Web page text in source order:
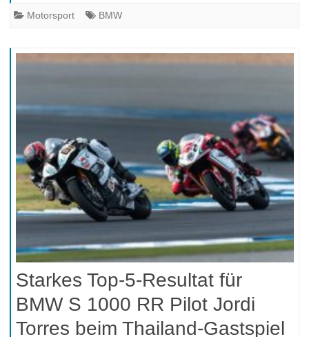
Motorsport BMW
Starkes Top-5-Resultat für
BMW S 1000 RR Pilot Jordi
Torres beim Thailand-Gastspiel